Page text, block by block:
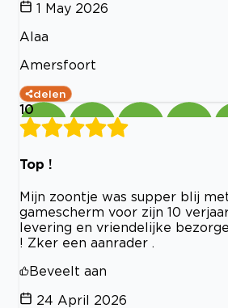
1 May 2026
Alaa
Amersfoort
delen
10
Top !
Mijn zoontje was supper blij
gamescherm voor zijn 10
levering en vriendelijke
! Zker een aanrader .
Beveelt aan
24 April 2026